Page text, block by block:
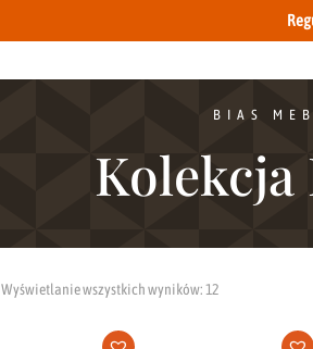
BIAS
Kolekcja
Wyświetlanie wszystkich wyników: 12